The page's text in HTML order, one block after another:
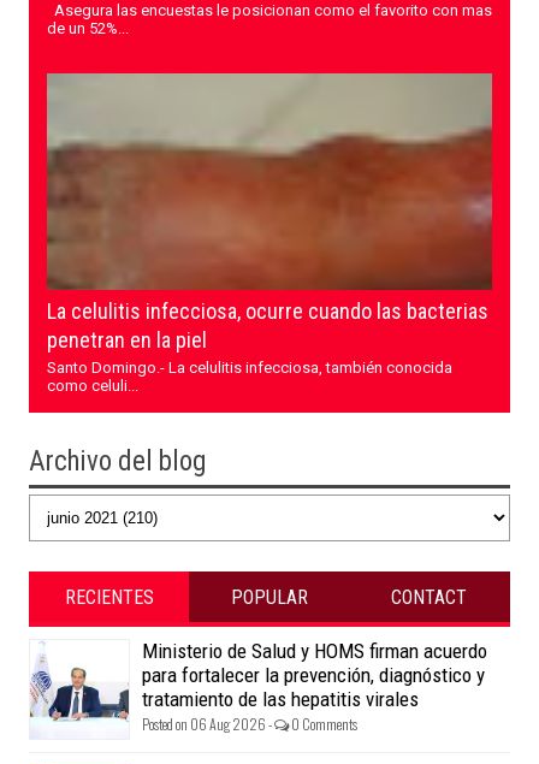
Asegura las encuestas le posicionan como el favorito con mas
de un 52%...
La celulitis infecciosa, ocurre cuando las bacterias
penetran en la piel
Santo Domingo.- La celulitis infecciosa, también conocida
como celuli...
Archivo del blog
RECIENTES POPULAR CONTACT
Ministerio de Salud y HOMS firman acuerdo
para fortalecer la prevención, diagnóstico y
tratamiento de las hepatitis virales
Posted on 06 Aug 2026 - 0 Comments